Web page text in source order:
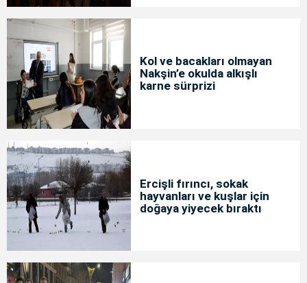
Kol ve bacakları olmayan
Nakşin’e okulda alkışlı
karne sürprizi
Ercişli fırıncı, sokak
hayvanları ve kuşlar için
doğaya yiyecek bıraktı